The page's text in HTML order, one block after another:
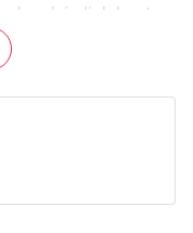
cho phép linh hoạt
độ theo phong
da, phấn cho cảm
mà, hạn chế vón